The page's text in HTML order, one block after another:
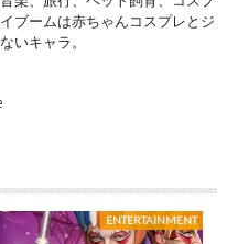
ブームは赤ちゃんコスプレとジ
いキャラ。
ENTERTAINMENT